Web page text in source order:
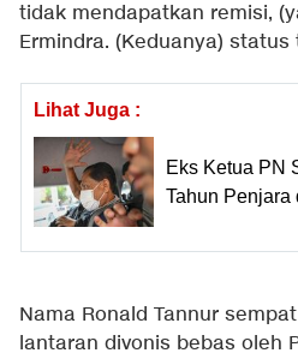
tidak mendapatkan remisi,
Ermindra. (Keduanya)
Lihat Juga :
Eks Ketua PN
Tahun Penjara
Nama Ronald Tannur
lantaran divonis bebas oleh